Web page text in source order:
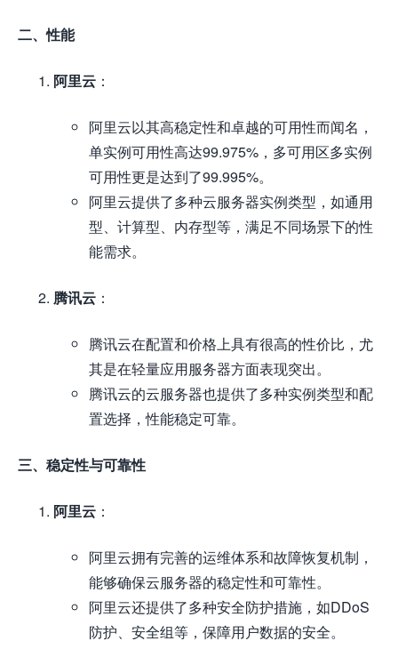
二、性能
阿里云 ：
阿里云以其高稳定性和卓越的可用性而闻名，
单实例可用性高达99.975%，多可用区多实例
可用性更是达到了99.995%。
阿里云提供了多种云服务器实例类型，如通用
型、计算型、内存型等，满足不同场景下的性
能需求。
腾讯云 ：
腾讯云在配置和价格上具有很高的性价比，尤
其是在轻量应用服务器方面表现突出。
腾讯云的云服务器也提供了多种实例类型和配
置选择，性能稳定可靠。
三、稳定性与可靠性
阿里云 ：
阿里云拥有完善的运维体系和故障恢复机制，
能够确保云服务器的稳定性和可靠性。
阿里云还提供了多种安全防护措施，如DDoS
防护、安全组等，保障用户数据的安全。